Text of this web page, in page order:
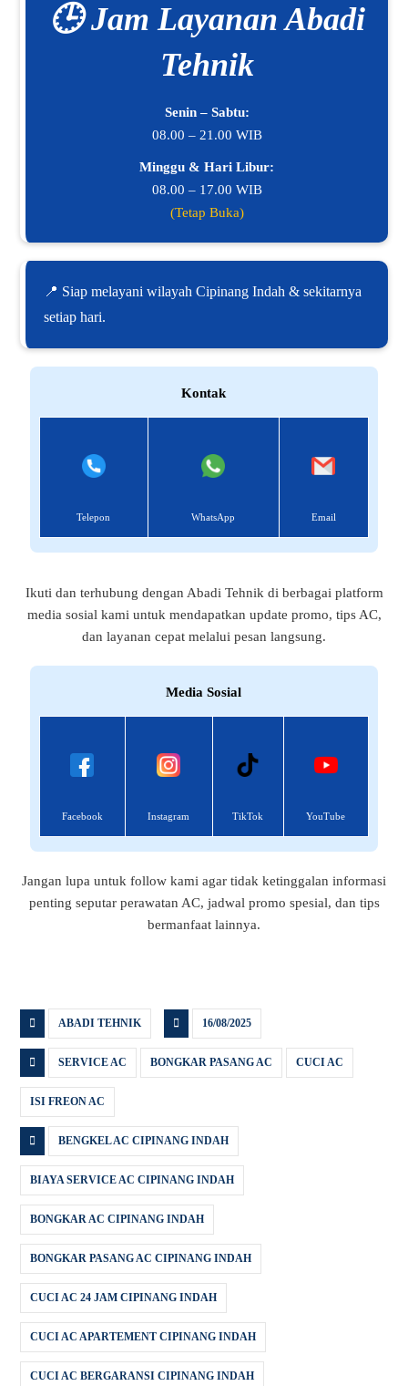
🕒 Jam Layanan Abadi
Tehnik
Senin – Sabtu:
08.00 – 21.00 WIB
Minggu & Hari Libur:
08.00 – 17.00 WIB
(Tetap Buka)
📍 Siap melayani wilayah Cipinang Indah & sekitarnya
setiap hari.
Kontak
Telepon WhatsApp Email
Ikuti dan terhubung dengan Abadi Tehnik di berbagai platform
media sosial kami untuk mendapatkan update promo, tips AC,
dan layanan cepat melalui pesan langsung.
Media Sosial
Facebook Instagram TikTok YouTube
Jangan lupa untuk follow kami agar tidak ketinggalan informasi
penting seputar perawatan AC, jadwal promo spesial, dan tips
bermanfaat lainnya.
ABADI TEHNIK 16/08/2025
SERVICE AC BONGKAR PASANG AC CUCI AC
ISI FREON AC
BENGKEL AC CIPINANG INDAH
BIAYA SERVICE AC CIPINANG INDAH
BONGKAR AC CIPINANG INDAH
BONGKAR PASANG AC CIPINANG INDAH
CUCI AC 24 JAM CIPINANG INDAH
CUCI AC APARTEMENT CIPINANG INDAH
CUCI AC BERGARANSI CIPINANG INDAH